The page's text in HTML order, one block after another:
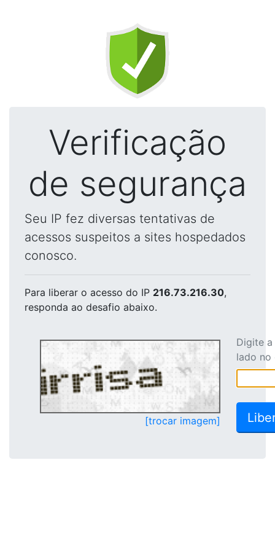
Verificação
de segurança
Seu IP fez diversas tentativas de
acessos suspeitos a sites hospedados
conosco.
Para liberar o acesso do IP 216.73.216.30,
responda ao desafio abaixo.
[trocar imagem]
Digite
lado no